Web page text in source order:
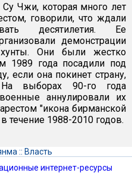
Чжи, которая много лет
говорили, что ждали
десятилетия. Ее
демонстрации
Они были жестко
1989 года посадили под
если она покинет страну,
На выборах 90-го года
аннулировали их
"икона бирманской
течение 1988-2010 годов.
:: Власть
интернет-ресурсы